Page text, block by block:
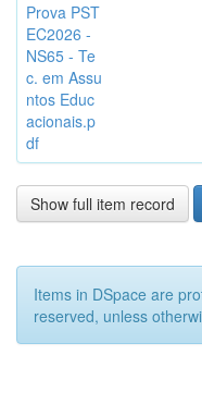
Prova PST
EC2026 -
NS65 - Te
c. em Assu
ntos Educ
acionais.p
df
Show full item record
Items in DSpace are
reserved, unless